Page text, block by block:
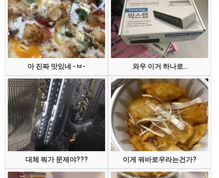
아 진짜 맛있네 -ㅂ- 와우 이거 하나로..
대체 뭐가 문제야??? 이게 꿔바로우라는건가?